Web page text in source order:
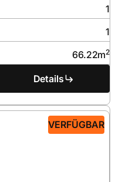
1
1
66.22m2
Details
VERFÜGBAR